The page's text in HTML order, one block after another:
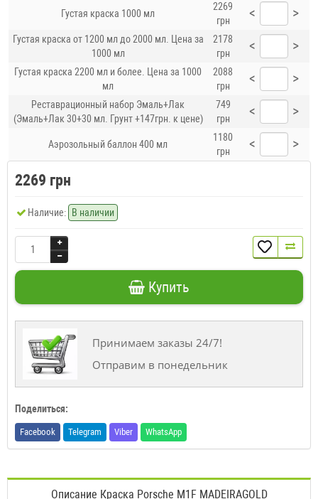
Густая краска 1000 мл
2269
грн
< >
Густая краска от 1200 мл до 2000 мл. Цена за
1000 мл
2178
грн
< >
Густая краска 2200 мл и более. Цена за 1000
мл
2088
грн
< >
Реставрационный набор Эмаль+Лак
(Эмаль+Лак 30+30 мл. Грунт +147грн. к цене)
749
грн
< >
Аэрозольный баллон 400 мл
1180
грн
< >
2269 грн
Наличие: В наличии
Купить
Принимаем заказы 24/7!
Отправим в понедельник
Поделиться:
Facebook Telegram Viber WhatsApp
Описание Краска Porsche M1F MADEIRAGOLD